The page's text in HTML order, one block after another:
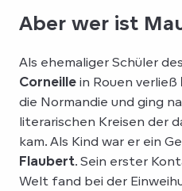
Aber wer ist
Als ehemaliger Schüler
Corneille in Rouen verließ
die Normandie und ging
literarischen Kreisen der
kam. Als Kind war er ein
Flaubert. Sein erster
Welt fand bei der